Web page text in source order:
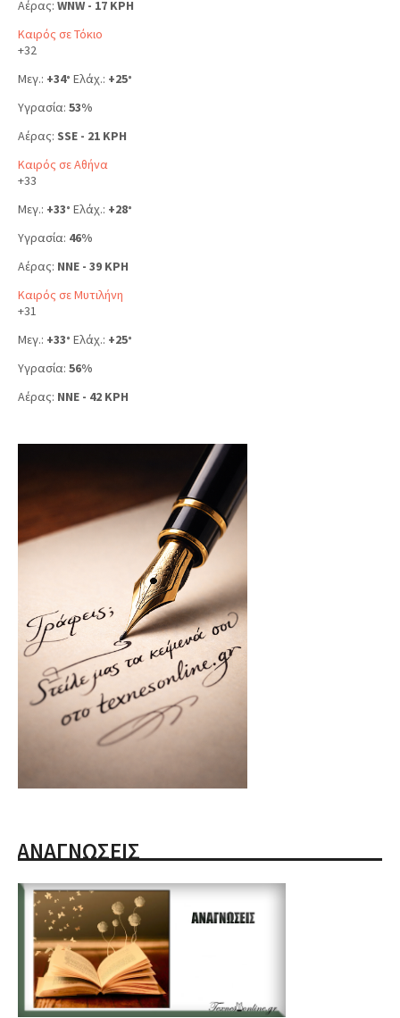
Αέρας: WNW - 17 KPH
Καιρός σε Τόκιο
+32
Μεγ.: +34° Ελάχ.: +25°
Υγρασία: 53%
Αέρας: SSE - 21 KPH
Καιρός σε Αθήνα
+33
Μεγ.: +33° Ελάχ.: +28°
Υγρασία: 46%
Αέρας: NNE - 39 KPH
Καιρός σε Μυτιλήνη
+31
Μεγ.: +33° Ελάχ.: +25°
Υγρασία: 56%
Αέρας: NNE - 42 KPH
ΑΝΑΓΝΩΣΕΙΣ